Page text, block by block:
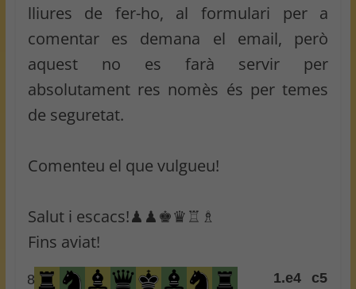
lliures de fer-ho, al formulari per a
comentar es demana el email, però
aquest no es farà servir per
absolutament res nomès és per temes
de seguretat.
Comenteu el que vulgueu!
Salut i escacs!♟♟♚♛♖♗
Fins aviat!
8 1.e4
c5